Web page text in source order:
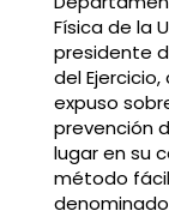
Física de la
presidente
del
expuso
prevención
lugar en su
método
denominado